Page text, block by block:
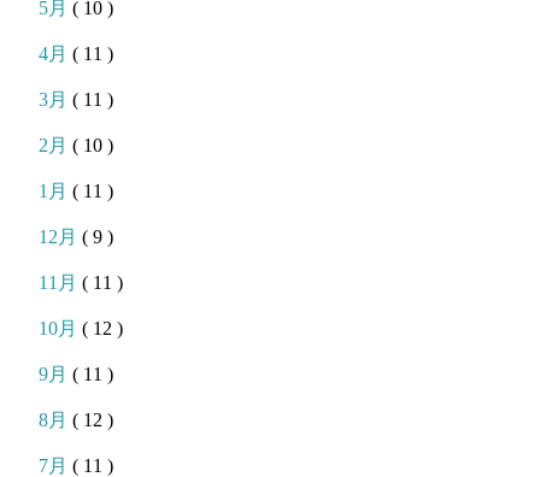
5月( 10 )
4月( 11 )
3月( 11 )
2月( 10 )
1月( 11 )
12月( 9 )
11月( 11 )
10月( 12 )
9月( 11 )
8月( 12 )
7月( 11 )